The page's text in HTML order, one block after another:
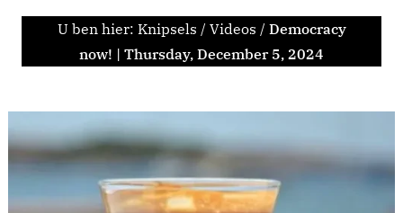
U ben hier: Knipsels / Videos / Democracy
now! | Thursday, December 5, 2024